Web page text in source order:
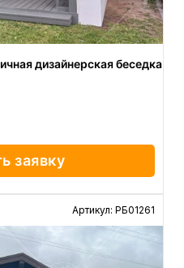
дизайнерская беседка
заявку
Артикул: РБ01261